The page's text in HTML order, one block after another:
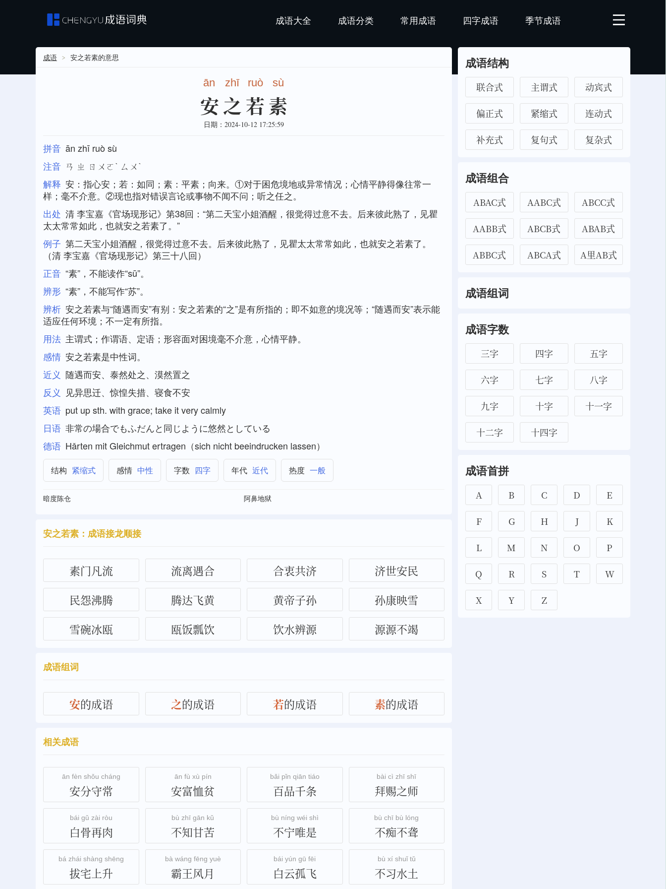
季节成语
四字成语
常用成语
成语分类
成语大全
成语 安之若素的意思
ān zhī ruò sù
安之若素
日期：2024-10-12 17:25:59
拼音 ān zhī ruò sù
注音 ㄢ ㄓ ㄖㄨㄛˋ ㄙㄨˋ
解释 安：指心安；若：如同；素：平素；向来。①对于困危境地或异常情况；心情平静得像往常一
样；毫不介意。②现也指对错误言论或事物不闻不问；听之任之。
出处 清 李宝嘉《官场现形记》第38回：“第二天宝小姐酒醒，很觉得过意不去。后来彼此熟了，见瞿
太太常常如此，也就安之若素了。”
例子 第二天宝小姐酒醒，很觉得过意不去。后来彼此熟了，见瞿太太常常如此，也就安之若素了。
（清 李宝嘉《官场现形记》第三十八回）
正音 “素”，不能读作“sū”。
辨形 “素”，不能写作“苏”。
辨析 安之若素与“随遇而安”有别：安之若素的“之”是有所指的；即不如意的境况等；“随遇而安”表示能
适应任何环境；不一定有所指。
用法 主谓式；作谓语、定语；形容面对困境毫不介意，心情平静。
感情 安之若素是中性词。
近义 随遇而安、泰然处之、漠然置之
反义 见异思迁、惊惶失措、寝食不安
英语 put up sth. with grace; take it very calmly
日语 非常の場合でもふだんと同じように悠然としている
德语 Hǎrten mit Gleichmut ertragen（sich nicht beeindrucken lassen）
结构 紧缩式 感情 中性 字数 四字 年代 近代 热度 一般
暗度陈仓 阿鼻地狱
安之若素：成语接龙顺接
素门凡流 流离遇合 合衷共济
济世安民
民怨沸腾
腾达飞黄 黄帝子孙
孙康映雪
雪碗冰瓯
瓯饭瓢饮 饮水辨源 源源不竭
成语组词
安的成语 之的成语 若的成语 素的成语
相关成语
ān fèn shǒu cháng
安分守常
ān fù xù pín
安富恤贫
bǎi pǐn qiān tiáo
百品千条
bài cì zhī shī
拜赐之师
bái gǔ zài ròu
白骨再肉
bù zhī gān kǔ
不知甘苦
bù níng wéi shì
不宁唯是
bù chī bù lóng
不痴不聋
bá zhái shàng shēng
拔宅上升
bà wáng fēng yuè
霸王风月
bái yún gū fēi
白云孤飞
bù xí shuǐ tǔ
不习水土
成语结构
联合式 主谓式 动宾式
偏正式 紧缩式 连动式
补充式 复句式 复杂式
成语组合
ABAC式 AABC式 ABCC式
AABB式 ABCB式 ABAB式
ABBC式 ABCA式 A里AB式
成语组词
成语字数
三字 四字 五字
六字 七字 八字
九字 十字 十一字
十二字 十四字
成语首拼
A B C D E
F G H J K
L M N O P
Q R S T W
X Y Z